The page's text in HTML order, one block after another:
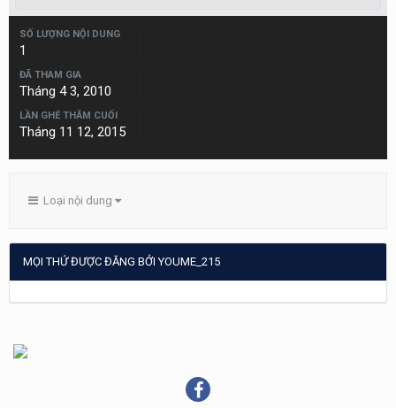
SỐ LƯỢNG NỘI DUNG
1
ĐÃ THAM GIA
Tháng 4 3, 2010
LẦN GHÉ THĂM CUỐI
Tháng 11 12, 2015
Loại nội dung
MỌI THỨ ĐƯỢC ĐĂNG BỞI YOUME_215